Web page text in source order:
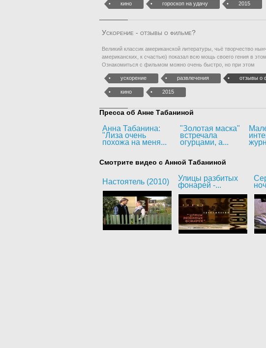
кино гороскоп на удачу 2015
Ускорение - отзывы о фильме?
Великий классик американской литературы, чьё творчество
американских, к счастью) показал всю мощь своего гения в
Ознакомиться с фильмом можно очень быстро, но при этом
ускорение развлечения отзывы о
кино 2015
Пресса об Анне Табаниной
Анна Табанина:
"Лиза очень
похожа на меня...
"Золотая маска"
встречала
огурцами, а...
Смотрите видео с Анной Табаниной
Настоятель (2010)
Улицы разбитых
фонарей -...